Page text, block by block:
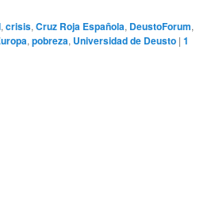
, crisis, Cruz Roja Española, DeustoForum,
, pobreza, Universidad de Deusto | 1